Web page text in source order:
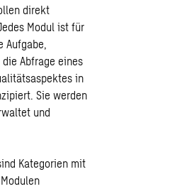
direkt
Modul ist für
Abfrage eines
in
Sie werden
und
Kategorien mit